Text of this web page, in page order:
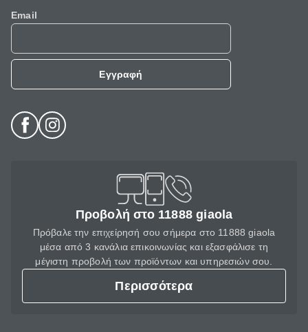
Email
Εγγραφή
Προβολή στο 11888 giaola
Πρόβαλε την επιχείρησή σου σήμερα στο 11888 giaola
μέσα από 3 κανάλια επικοινωνίας και εξασφάλισε τη
μέγιστη προβολή των προϊόντων και υπηρεσιών σου.
Περισσότερα